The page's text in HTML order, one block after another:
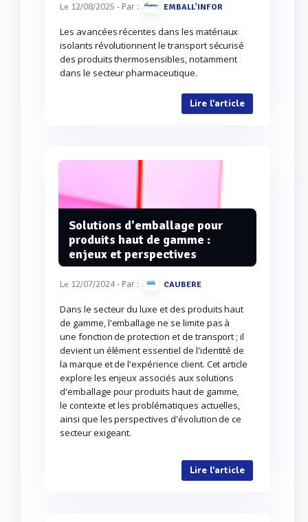
Le 12/08/2025 - Par : EMBALL'INFOR
Les avancées récentes dans les matériaux
isolants révolutionnent le transport sécurisé
des produits thermosensibles, notamment
dans le secteur pharmaceutique.
Lire l'article
Solutions d'emballage pour
produits haut de gamme :
enjeux et perspectives
Le 12/07/2024- Par : CAUBERE
Dans le secteur du luxe et des produits haut
de gamme, l'emballage ne se limite pas à
une fonction de protection et de transport ; il
devient un élément essentiel de l'identité de
la marque et de l'expérience client. Cet article
explore les enjeux associés aux solutions
d'emballage pour produits haut de gamme,
le contexte et les problématiques actuelles,
ainsi que les perspectives d'évolution de ce
secteur exigeant.
Lire l'article